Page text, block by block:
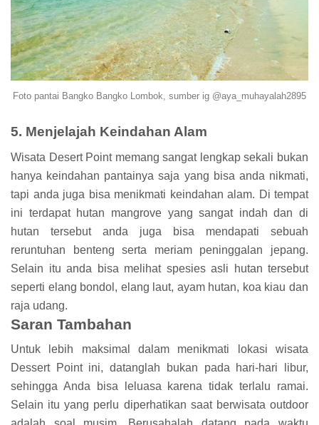
Foto pantai Bangko Bangko Lombok, sumber ig @aya_muhayalah2895
5. Menjelajah Keindahan Alam
Wisata Desert Point memang sangat lengkap sekali bukan
hanya keindahan pantainya saja yang bisa anda nikmati,
tapi anda juga bisa menikmati keindahan alam. Di tempat
ini terdapat hutan mangrove yang sangat indah dan di
hutan tersebut anda juga bisa mendapati sebuah
reruntuhan benteng serta meriam peninggalan jepang.
Selain itu anda bisa melihat spesies asli hutan tersebut
seperti elang bondol, elang laut, ayam hutan, koa kiau dan
raja udang.
Saran Tambahan
Untuk lebih maksimal dalam menikmati lokasi wisata
Dessert Point ini, datanglah bukan pada hari-hari libur,
sehingga Anda bisa leluasa karena tidak terlalu ramai.
Selain itu yang perlu diperhatikan saat berwisata outdoor